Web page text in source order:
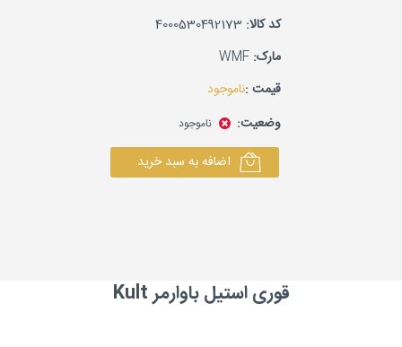
کد کالا:4000530492173
مارک:WMF
قیمت :ناموجود
وضعیت:
ناموجود
اضافه به سبد خرید
قوری استیل باوارمر Kult